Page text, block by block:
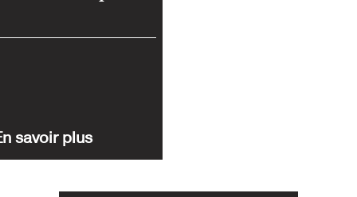
savoir plus